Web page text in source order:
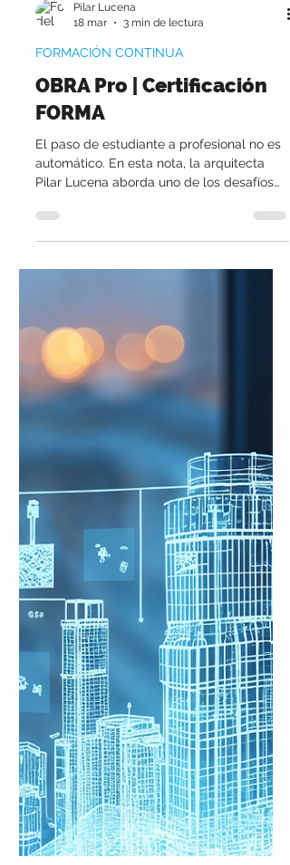
18 mar
3 min de lectura
FORMACIÓN CONTINUA
OBRA Pro | Certificación
FORMA
El paso de estudiante a profesional no es
automático. En esta nota, la arquitecta
conocimiento académico en criterio real